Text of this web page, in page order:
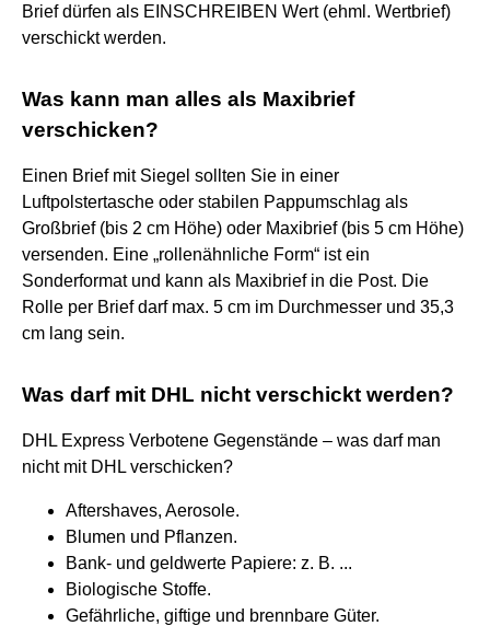
Brief dürfen als EINSCHREIBEN Wert (ehml. Wertbrief)
verschickt werden.
Was kann man alles als Maxibrief
verschicken?
Einen Brief mit Siegel sollten Sie in einer
Luftpolstertasche oder stabilen Pappumschlag als
Großbrief (bis 2 cm Höhe) oder Maxibrief (bis 5 cm Höhe)
versenden. Eine „rollenähnliche Form“ ist ein
Sonderformat und kann als Maxibrief in die Post. Die
Rolle per Brief darf max. 5 cm im Durchmesser und 35,3
cm lang sein.
Was darf mit DHL nicht verschickt werden?
DHL Express Verbotene Gegenstände – was darf man
nicht mit DHL verschicken?
Aftershaves, Aerosole.
Blumen und Pflanzen.
Bank- und geldwerte Papiere: z. B. ...
Biologische Stoffe.
Gefährliche, giftige und brennbare Güter.